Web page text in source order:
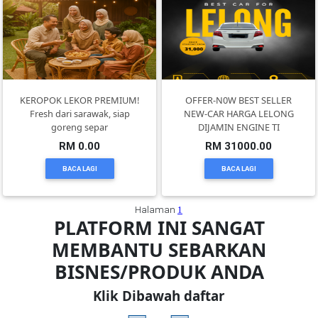
KEROPOK LEKOR PREMIUM!
Fresh dari sarawak, siap
goreng separ
RM 0.00
BACA LAGI
OFFER-N0W BEST SELLER
NEW-CAR HARGA LELONG
DIJAMIN ENGINE TI
RM 31000.00
BACA LAGI
Halaman 1
PLATFORM INI SANGAT
MEMBANTU SEBARKAN
BISNES/PRODUK ANDA
Klik Dibawah daftar
FESYEN
WANITA(0)
KECANTIKAN(7)
LELAKI(0)
WANGI(8)
PENDIDIKAN(19)